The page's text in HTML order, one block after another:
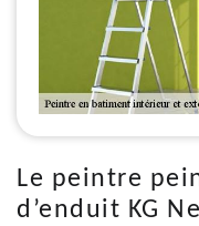
Le peintre
d’enduit KG